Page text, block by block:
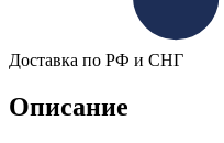
Доставка по РФ и СНГ
Описание